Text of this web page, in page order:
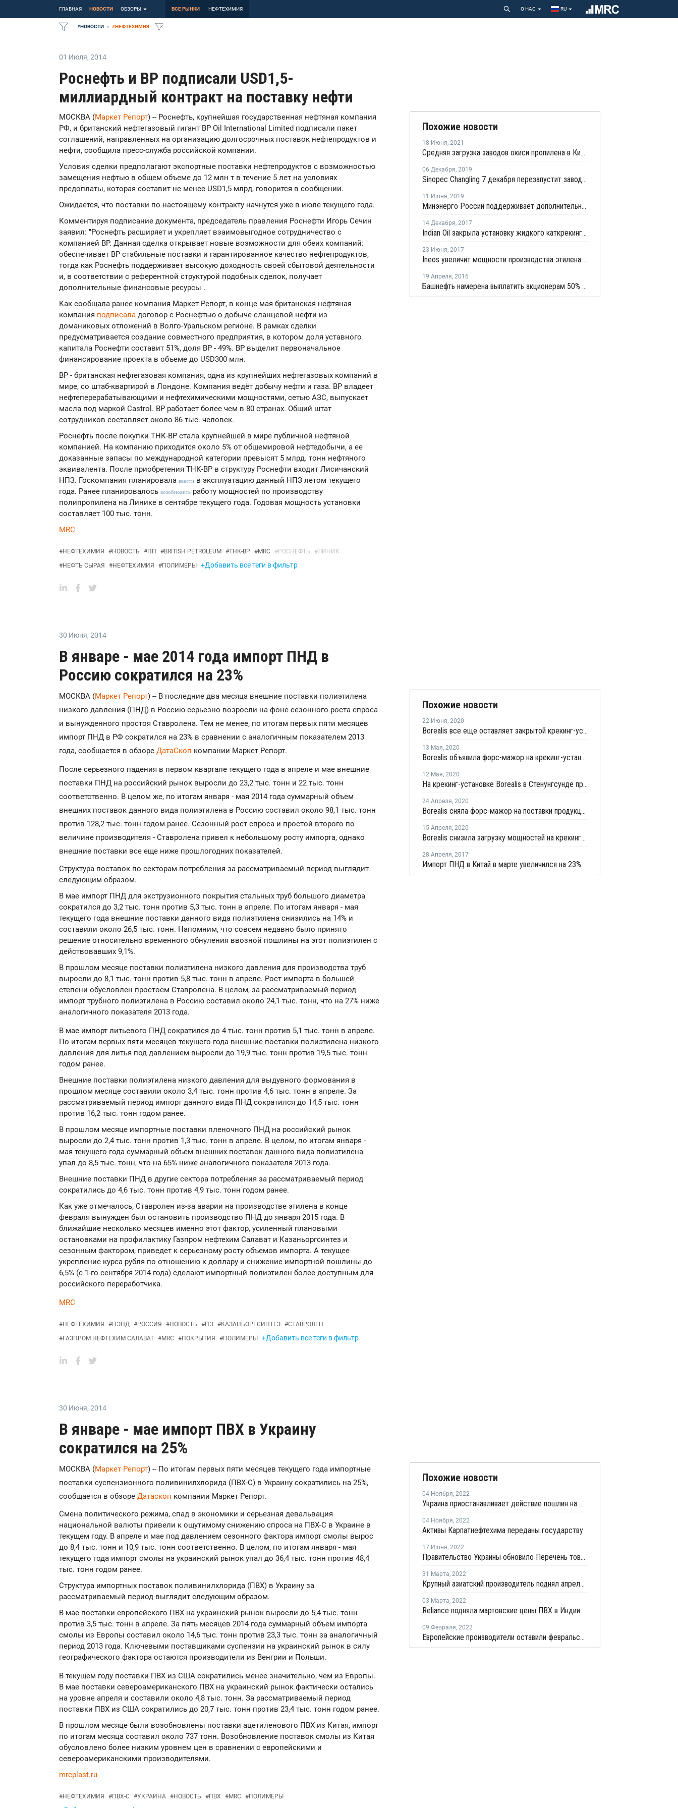
ГЛАВНАЯ НОВОСТИ ОБЗОРЫ ВСЕ РЫНКИ НЕФТЕХИМИЯ О НАС RU
#НОВОСТИ #НЕФТЕХИМИЯ
01 Июля, 2014
Роснефть и ВР подписали USD1,5-
миллиардный контракт на поставку нефти
МОСКВА (Маркет Репорт) -- Роснефть, крупнейшая государственная нефтяная компания
РФ, и британский нефтегазовый гигант BP Oil International Limited подписали пакет
соглашений, направленных на организацию долгосрочных поставок нефтепродуктов и
нефти, сообщила пресс-служба российской компании.
Условия сделки предполагают экспортные поставки нефтепродуктов с возможностью
замещения нефтью в общем объеме до 12 млн т в течение 5 лет на условиях
предоплаты, которая составит не менее USD1,5 млрд, говорится в сообщении.
Ожидается, что поставки по настоящему контракту начнутся уже в июле текущего года.
Комментируя подписание документа, председатель правления Роснефти Игорь Сечин
заявил: "Роснефть расширяет и укрепляет взаимовыгодное сотрудничество с
компанией ВР. Данная сделка открывает новые возможности для обеих компаний:
обеспечивает BP стабильные поставки и гарантированное качество нефтепродуктов,
тогда как Роснефть поддерживает высокую доходность своей сбытовой деятельности
и, в соответствии с референтной структурой подобных сделок, получает
дополнительные финансовые ресурсы".
Как сообщала ранее компания Маркет Репорт, в конце мая британская нефтяная
компания подписала договор с Роснефтью о добыче сланцевой нефти из
доманиковых отложений в Волго-Уральском регионе. В рамках сделки
предусматривается создание совместного предприятия, в котором доля уставного
капитала Роснефти составит 51%, доля ВР - 49%. BP выделит первоначальное
финансирование проекта в объеме до USD300 млн.
BP - британская нефтегазовая компания, одна из крупнейших нефтегазовых компаний в
мире, со штаб-квартирой в Лондоне. Компания ведёт добычу нефти и газа. BP владеет
нефтеперерабатывающими и нефтехимическими мощностями, сетью АЗС, выпускает
масла под маркой Castrol. BP работает более чем в 80 странах. Общий штат
сотрудников составляет около 86 тыс. человек.
Роснефть после покупки ТНК-BP стала крупнейшей в мире публичной нефтяной
компанией. На компанию приходится около 5% от общемировой нефтедобычи, а ее
доказанные запасы по международной категории превысят 5 млрд. тонн нефтяного
эквивалента. После приобретения ТНК-ВР в структуру Роснефти входит Лисичанский
НПЗ. Госкомпания планировала ввести в эксплуатацию данный НПЗ летом текущего
года. Ранее планировалось возобновить работу мощностей по производству
полипропилена на Линике в сентябре текущего года. Годовая мощность установки
составляет 100 тыс. тонн.
MRC
#НЕФТЕХИМИЯ #НОВОСТЬ #ПП #BRITISH PETROLEUM #ТНК-BP #MRC #РОСНЕФТЬ #ЛИНИК
#НЕФТЬ СЫРАЯ #НЕФТЕХИМИЯ #ПОЛИМЕРЫ +Добавить все теги в фильтр
Похожие новости
18 Июня, 2021
Средняя загрузка заводов окиси пропилена в Китае снизилась на второй неделе июня на 4,4%
06 Декабря, 2019
Sinopec Changling 7 декабря перезапустит завод окиси пропилена в провинции Хунань после планового ремонта
11 Июня, 2019
Минэнерго России поддерживает дополнительные льготы для ВНХК
14 Декабря, 2017
Indian Oil закрыла установку жидкого каткрекинга в Парадипе из-за пожара на НПЗ
23 Июня, 2017
Ineos увеличит мощности производства этилена на 2 млн тонн в год
19 Апреля, 2016
Башнефть намерена выплатить акционерам 50% прибыли по МСФО
30 Июня, 2014
В январе - мае 2014 года импорт ПНД в
Россию сократился на 23%
МОСКВА (Маркет Репорт) -- В последние два месяца внешние поставки полиэтилена
низкого давления (ПНД) в Россию серьезно возросли на фоне сезонного роста спроса
и вынужденного простоя Ставролена. Тем не менее, по итогам первых пяти месяцев
импорт ПНД в РФ сократился на 23% в сравнении с аналогичным показателем 2013
года, сообщается в обзоре ДатаСкоп компании Маркет Репорт.
После серьезного падения в первом квартале текущего года в апреле и мае внешние
поставки ПНД на российский рынок выросли до 23,2 тыс. тонн и 22 тыс. тонн
соответственно. В целом же, по итогам января - мая 2014 года суммарный объем
внешних поставок данного вида полиэтилена в Россию составил около 98,1 тыс. тонн
против 128,2 тыс. тонн годом ранее. Сезонный рост спроса и простой второго по
величине производителя - Ставролена привел к небольшому росту импорта, однако
внешние поставки все еще ниже прошлогодних показателей.
Структура поставок по секторам потребления за рассматриваемый период выглядит
следующим образом.
В мае импорт ПНД для экструзионного покрытия стальных труб большого диаметра
сократился до 3,2 тыс. тонн против 5,3 тыс. тонн в апреле. По итогам января - мая
текущего года внешние поставки данного вида полиэтилена снизились на 14% и
составили около 26,5 тыс. тонн. Напомним, что совсем недавно было принято
решение относительно временного обнуления ввозной пошлины на этот полиэтилен с
действовавших 9,1%.
В прошлом месяце поставки полиэтилена низкого давления для производства труб
выросли до 8,1 тыс. тонн против 5,8 тыс. тонн в апреле. Рост импорта в большей
степени обусловлен простоем Ставролена. В целом, за рассматриваемый период
импорт трубного полиэтилена в Россию составил около 24,1 тыс. тонн, что на 27% ниже
аналогичного показателя 2013 года.
В мае импорт литьевого ПНД сократился до 4 тыс. тонн против 5,1 тыс. тонн в апреле.
По итогам первых пяти месяцев текущего года внешние поставки полиэтилена низкого
давления для литья под давлением выросли до 19,9 тыс. тонн против 19,5 тыс. тонн
годом ранее.
Внешние поставки полиэтилена низкого давления для выдувного формования в
прошлом месяце составили около 3,4 тыс. тонн против 4,6 тыс. тонн в апреле. За
рассматриваемый период импорт данного вида ПНД сократился до 14,5 тыс. тонн
против 16,2 тыс. тонн годом ранее.
В прошлом месяце импортные поставки пленочного ПНД на российский рынок
выросли до 2,4 тыс. тонн против 1,3 тыс. тонн в апреле. В целом, по итогам января -
мая текущего года суммарный объем внешних поставок данного вида полиэтилена
упал до 8,5 тыс. тонн, что на 65% ниже аналогичного показателя 2013 года.
Внешние поставки ПНД в другие сектора потребления за рассматриваемый период
сократились до 4,6 тыс. тонн против 4,9 тыс. тонн годом ранее.
Как уже отмечалось, Ставролен из-за аварии на производстве этилена в конце
февраля вынужден был остановить производство ПНД до января 2015 года. В
ближайшие несколько месяцев именно этот фактор, усиленный плановыми
остановками на профилактику Газпром нефтехим Салават и Казаньоргсинтез и
сезонным фактором, приведет к серьезному росту объемов импорта. А текущее
укрепление курса рубля по отношению к доллару и снижение импортной пошлины до
6,5% (с 1-го сентября 2014 года) сделают импортный полиэтилен более доступным для
российского переработчика.
MRC
#НЕФТЕХИМИЯ #ПЭНД #РОССИЯ #НОВОСТЬ #ПЭ #КАЗАНЬОРГСИНТЕЗ #СТАВРОЛЕН
#ГАЗПРОМ НЕФТЕХИМ САЛАВАТ #MRC #ПОКРЫТИЯ #ПОЛИМЕРЫ +Добавить все теги в фильтр
Похожие новости
22 Июня, 2020
Borealis все еще оставляет закрытой крекинг-установку в Стенунгсунде
13 Мая, 2020
Borealis объявила форс-мажор на крекинг-установке в Стенунгсунде
12 Мая, 2020
На крекинг-установке Borealis в Стенунгсунде произошел пожар
24 Апреля, 2020
Borealis сняла форс-мажор на поставки продукции со своей крекинг-установки в Стенунгсунде
15 Апреля, 2020
Borealis снизила загрузку мощностей на крекинг-установках в Швеции и Финляндии из-за коронавируса
28 Апреля, 2017
Импорт ПНД в Китай в марте увеличился на 23%
30 Июня, 2014
В январе - мае импорт ПВХ в Украину
сократился на 25%
МОСКВА (Маркет Репорт) -- По итогам первых пяти месяцев текущего года импортные
поставки суспензионного поливинилхлорида (ПВХ-С) в Украину сократились на 25%,
сообщается в обзоре Датаскоп компании Маркет Репорт.
Смена политического режима, спад в экономики и серьезная девальвация
национальной валюты привели к ощутимому снижению спроса на ПВХ-С в Украине в
текущем году. В апреле и мае под давлением сезонного фактора импорт смолы вырос
до 8,4 тыс. тонн и 10,9 тыс. тонн соответственно. В целом, по итогам января - мая
текущего года импорт смолы на украинский рынок упал до 36,4 тыс. тонн против 48,4
тыс. тонн годом ранее.
Структура импортных поставок поливинилхлорида (ПВХ) в Украину за
рассматриваемый период выглядит следующим образом.
В мае поставки европейского ПВХ на украинский рынок выросли до 5,4 тыс. тонн
против 3,5 тыс. тонн в апреле. За пять месяцев 2014 года суммарный объем импорта
смолы из Европы составил около 14,6 тыс. тонн против 23,3 тыс. тонн за аналогичный
период 2013 года. Ключевыми поставщиками суспензии на украинский рынок в силу
географического фактора остаются производители из Венгрии и Польши.
В текущем году поставки ПВХ из США сократились менее значительно, чем из Европы.
В мае поставки североамериканского ПВХ на украинский рынок фактически остались
на уровне апреля и составили около 4,8 тыс. тонн. За рассматриваемый период
поставки ПВХ из США сократились до 20,7 тыс. тонн против 23,4 тыс. тонн годом ранее.
В прошлом месяце были возобновлены поставки ацетиленового ПВХ из Китая, импорт
по итогам месяца составил около 737 тонн. Возобновление поставок смолы из Китая
обусловлено более низким уровнем цен в сравнении с европейскими и
североамериканскими производителями.
mrcplast.ru
#НЕФТЕХИМИЯ #ПВХ-С #УКРАИНА #НОВОСТЬ #ПВХ #MRC #ПОЛИМЕРЫ
Похожие новости
04 Ноября, 2022
Украина приостанавливает действие пошлин на ПВХ
04 Ноября, 2022
Активы Карпатнефтехима переданы государству
17 Июня, 2022
Правительство Украины обновило Перечень товаров критического импорта
31 Марта, 2022
Крупный азиатский производитель поднял апрельские цены ПВХ для Китая на USD80 за тонну
03 Марта, 2022
Reliance подняла мартовские цены ПВХ в Индии
09 Февраля, 2022
Европейские производители оставили февральские цены ПВХ для рынков стран СНГ на уровне января